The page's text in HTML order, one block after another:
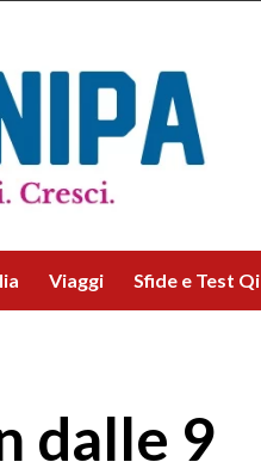
Viaggi Sfide e Test Qi
dalle 9